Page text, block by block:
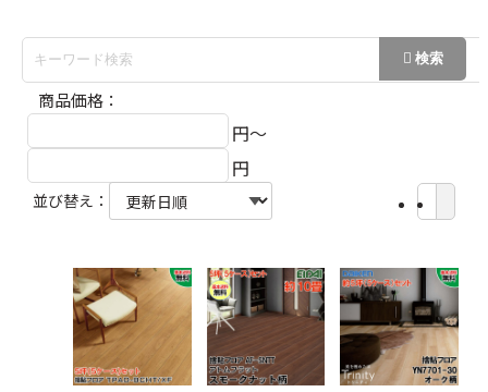
商品価格：
円～
円
並び替え：